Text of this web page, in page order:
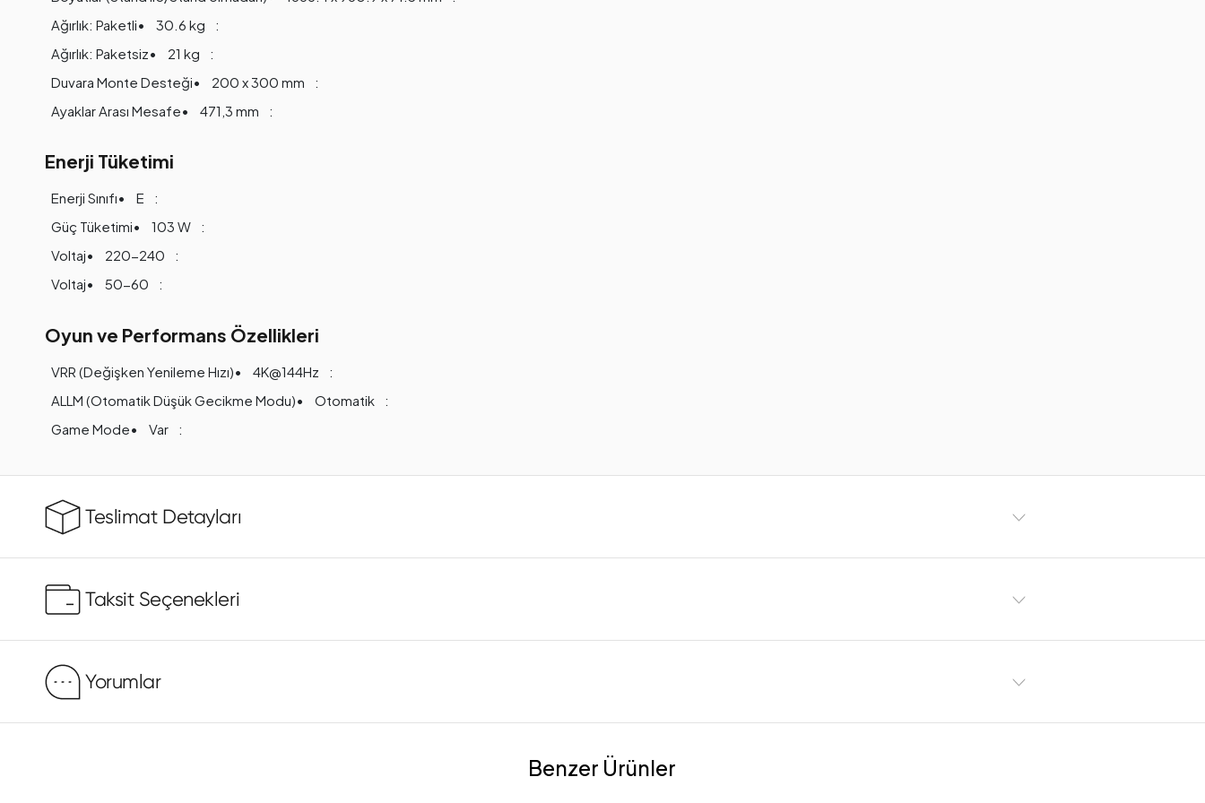
Ağırlık: Paketli
30.6 kg
Ağırlık: Paketsiz
21 kg
Duvara Monte Desteği
200 x 300 mm
Ayaklar Arası Mesafe
471,3 mm
Enerji Tüketimi
Enerji Sınıfı
E
Güç Tüketimi
103 W
Voltaj
220-240
Voltaj
50-60
Oyun ve Performans Özellikleri
VRR (Değişken Yenileme Hızı)
4K@144Hz
ALLM (Otomatik Düşük Gecikme Modu)
Otomatik
Game Mode
Var
Teslimat Detayları
Taksit Seçenekleri
Yorumlar
Benzer Ürünler